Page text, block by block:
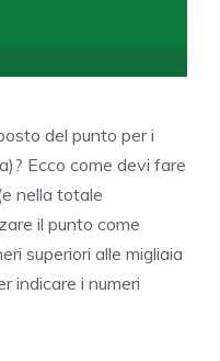
del punto per i
Ecco come devi fare
nella totale
il punto come
superiori alle migliaia
indicare i numeri